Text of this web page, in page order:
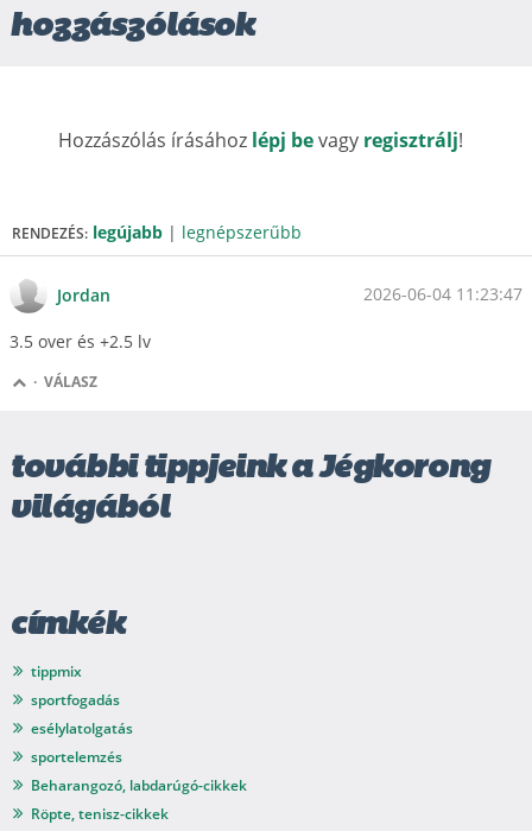
hozzászólások
Hozzászólás írásához lépj bevagy regisztrálj!
RENDEZÉS: legújabb | legnépszerűbb
Jordan 2026-06-04 11:23:47
3.5 over és +2.5 lv
· VÁLASZ
további tippjeink a Jégkorong
világából
címkék
tippmix
sportfogadás
esélylatolgatás
sportelemzés
Beharangozó, labdarúgó-cikkek
Röpte, tenisz-cikkek